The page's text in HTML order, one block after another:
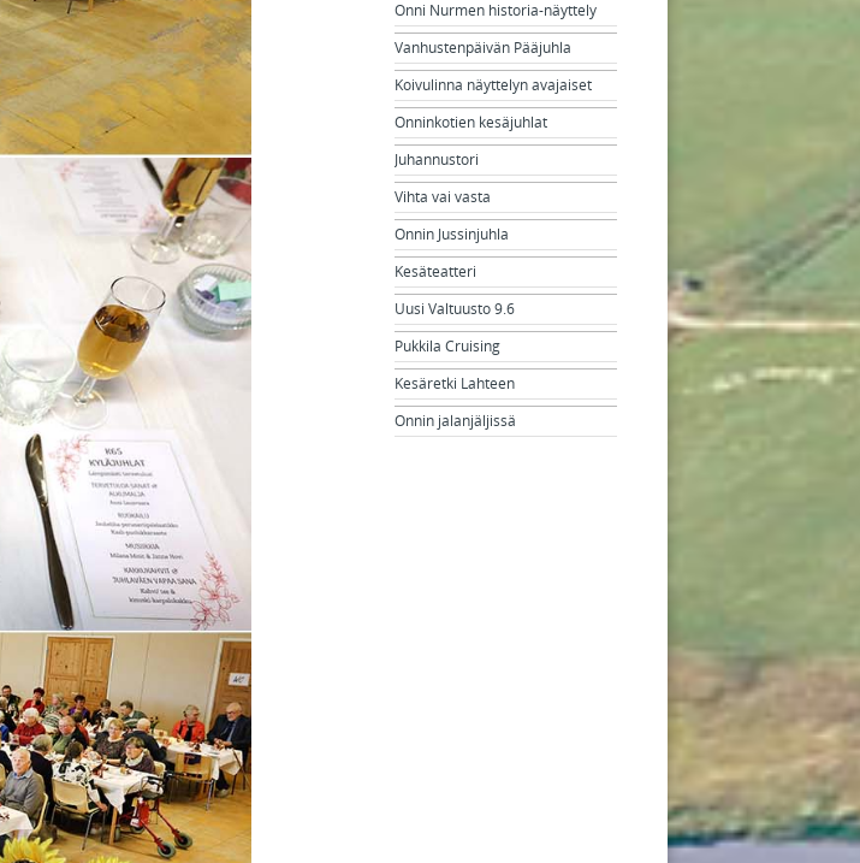
Onni Nurmen historia-näyttely
Vanhustenpäivän Pääjuhla
Koivulinna näyttelyn avajaiset
Onninkotien kesäjuhlat
Juhannustori
Vihta vai vasta
Onnin Jussinjuhla
Kesäteatteri
Uusi Valtuusto 9.6
Pukkila Cruising
Kesäretki Lahteen
Onnin jalanjäljissä